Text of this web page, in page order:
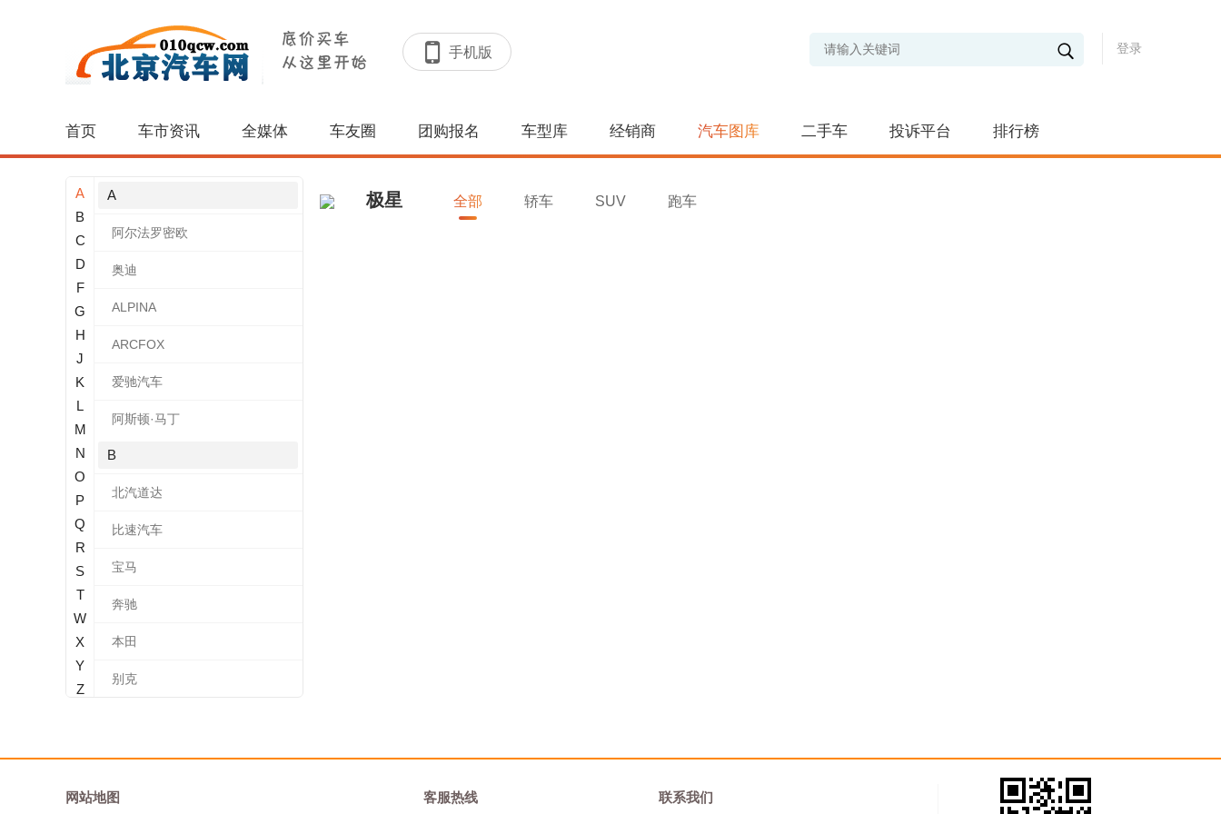
手机版 登录
首页 车市资讯 全媒体 车友圈 团购报名 车型库 经销商 汽车图库 二手车 投诉平台 排行榜
A
B
C
D
F
G
H
J
K
L
M
N
O
P
Q
R
S
T
W
X
Y
Z
A
阿尔法罗密欧
奥迪
ALPINA
ARCFOX
爱驰汽车
阿斯顿·马丁
B
北汽道达
比速汽车
宝马
奔驰
本田
别克
宝沃
极星 全部 轿车 SUV 跑车
网站地图 客服热线 联系我们